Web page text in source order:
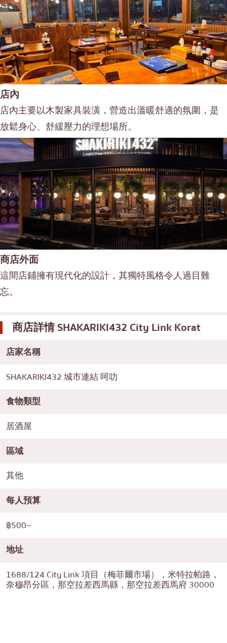
店內
店內主要以木製家具裝潢，營造出溫暖舒適的氛圍，是
放鬆身心、舒緩壓力的理想場所。
商店外面
這間店鋪擁有現代化的設計，其獨特風格令人過目難
忘。
商店詳情SHAKARIKI432 City Link Korat
店家名稱
SHAKARIKI432 城市連結 呵叻
食物類型
居酒屋
區域
其他
每人預算
฿500~
地址
1688/124 City Link 項目（梅菲爾市場），米特拉帕路，
奈穆昂分區，那空拉差西馬縣，那空拉差西馬府 30000